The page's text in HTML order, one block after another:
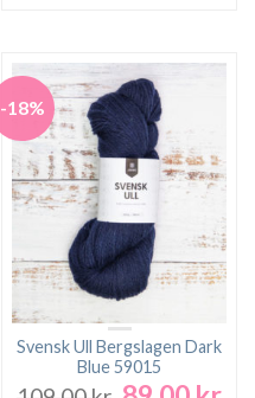
-18%
Svensk Ull Bergslagen Dark
Blue 59015